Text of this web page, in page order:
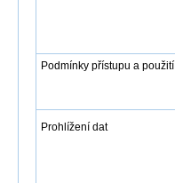
Podmínky přístupu a použití
Prohlížení dat